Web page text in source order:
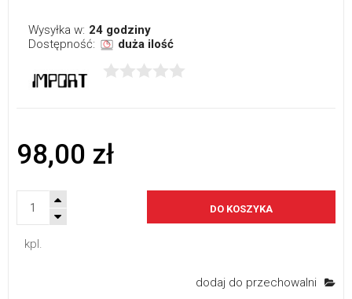
Wysyłka w: 24 godziny
Dostępność:
duża ilość
98,00 zł
kpl.
DO KOSZYKA
dodaj do przechowalni